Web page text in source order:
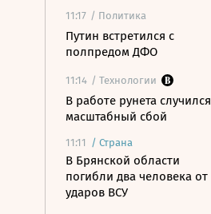
11:17 / Политика
Путин встретился с
полпредом ДФО
11:14 / Технологии
В работе рунета случился
масштабный сбой
11:11 / Страна
В Брянской области
погибли два человека от
ударов ВСУ